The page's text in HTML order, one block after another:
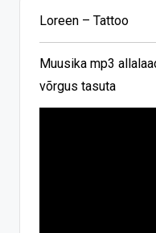
Loreen – Tattoo
Muusika mp3
võrgus tasuta